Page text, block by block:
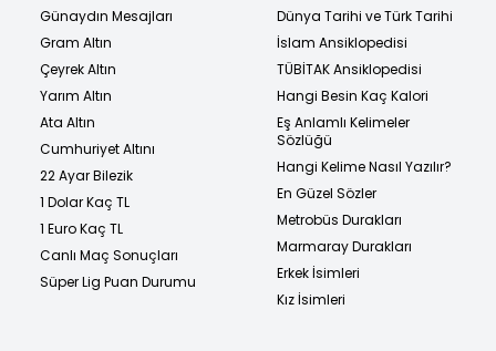
Günaydın Mesajları
Gram Altın
Çeyrek Altın
Yarım Altın
Ata Altın
Cumhuriyet Altını
22 Ayar Bilezik
1 Dolar Kaç TL
1 Euro Kaç TL
Canlı Maç Sonuçları
Süper Lig Puan Durumu
Dünya Tarihi ve Türk Tarihi
İslam Ansiklopedisi
TÜBİTAK Ansiklopedisi
Hangi Besin Kaç Kalori
Eş Anlamlı Kelimeler
Sözlüğü
Hangi Kelime Nasıl Yazılır?
En Güzel Sözler
Metrobüs Durakları
Marmaray Durakları
Erkek İsimleri
Kız İsimleri